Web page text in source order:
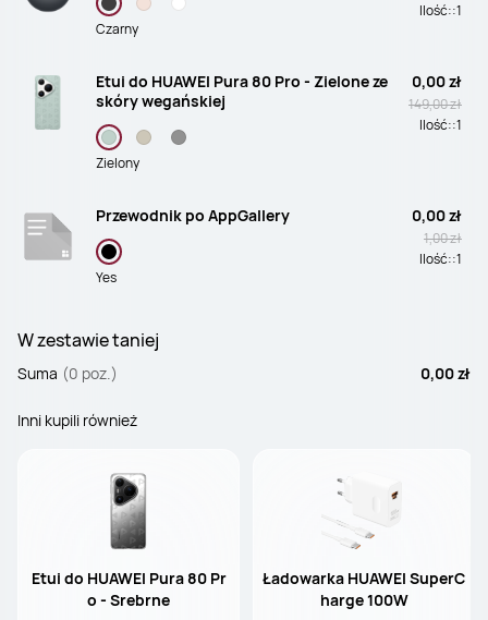
Czarny
Ilość::1
Etui do HUAWEI Pura 80 Pro - Zielone ze
skóry wegańskiej
Zielony
0,00 zł
149,00 zł
Ilość::1
Przewodnik po AppGallery
Yes
0,00 zł
1,00 zł
Ilość::1
W zestawie taniej
Suma (0 poz.) 0,00 zł
Inni kupili również
Etui do HUAWEI Pura 80 Pr
o - Srebrne
Ładowarka HUAWEI SuperC
harge 100W